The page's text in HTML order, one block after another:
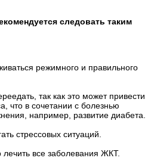
следовать таким
режимного и правильного
так как это может привести
что в сочетании с болезнью
например, развитие диабета.
стрессовых ситуаций.
все заболевания ЖКТ.